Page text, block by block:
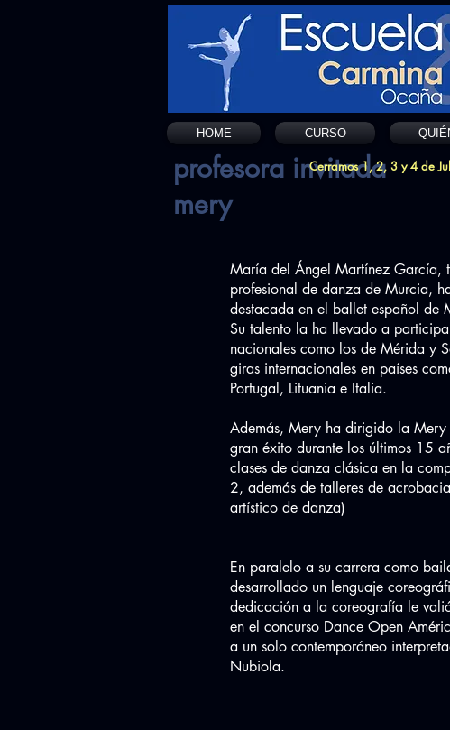
HOME CURSO
profesora invitada
mery
María del Ángel Martínez García,
profesional de danza de Murcia,
destacada en el ballet español de
Su talento la ha llevado a
nacionales como los de Mérida y
giras internacionales en países
Portugal, Lituania e Italia.
Además, Mery ha dirigido la
gran éxito durante los últimos 15
clases de danza clásica en la
2, además de talleres de
artístico de danza)
En paralelo a su carrera como
desarrollado un lenguaje
dedicación a la coreografía le
en el concurso Dance Open
a un solo contemporáneo
Nubiola.
Cerramos 1, 2, 3 y 4 de